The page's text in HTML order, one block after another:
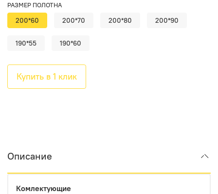
Купить в 1 клик
РАЗМЕР ПОЛОТНА
200*60 200*70 200*80 200*90
190*55 190*60
Описание
Комлектующие